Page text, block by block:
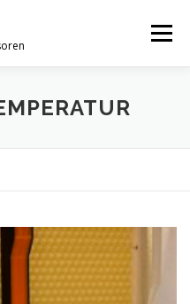
Menü
ENTWICKLUNG